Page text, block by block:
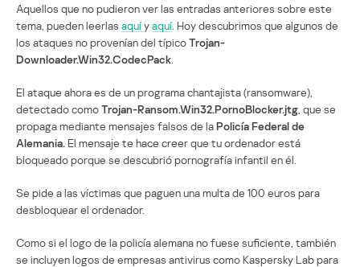
Aquellos que no pudieron ver las entradas anteriores sobre este
tema, pueden leerlas aquíyaquí. Hoy descubrimos que algunos de
los ataques no provenían del típicoTrojan-
Downloader.Win32.CodecPack
El ataque ahora es de un programa chantajista (ransomware),
detectado comoTrojan-Ransom.Win32.PornoBlocker.jtg , que se
propaga mediante mensajes falsos de laPolicía Federal de
Alemania.El mensaje te hace creer que tu ordenador está
bloqueado porque se descubrió pornografía infantil en él.
Se pide a las víctimas que paguen una multa de 100 euros para
desbloquear el ordenador.
Como si el logo de la policía alemana no fuese suficiente, también
se incluyen logos de empresas antivirus como Kaspersky Lab para